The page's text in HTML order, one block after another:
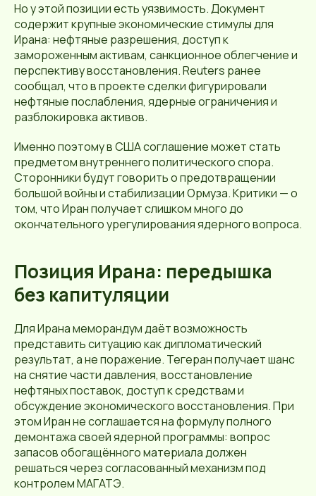
Но у этой позиции есть уязвимость. Документ
содержит крупные экономические стимулы для
Ирана: нефтяные разрешения, доступ к
замороженным активам, санкционное облегчение и
перспективу восстановления. Reuters ранее
сообщал, что в проекте сделки фигурировали
нефтяные послабления, ядерные ограничения и
разблокировка активов.
Именно поэтому в США соглашение может стать
предметом внутреннего политического спора.
Сторонники будут говорить о предотвращении
большой войны и стабилизации Ормуза. Критики — о
том, что Иран получает слишком много до
окончательного урегулирования ядерного вопроса.
Позиция Ирана: передышка
без капитуляции
Для Ирана меморандум даёт возможность
представить ситуацию как дипломатический
результат, а не поражение. Тегеран получает шанс
на снятие части давления, восстановление
нефтяных поставок, доступ к средствам и
обсуждение экономического восстановления. При
этом Иран не соглашается на формулу полного
демонтажа своей ядерной программы: вопрос
запасов обогащённого материала должен
решаться через согласованный механизм под
контролем МАГАТЭ.